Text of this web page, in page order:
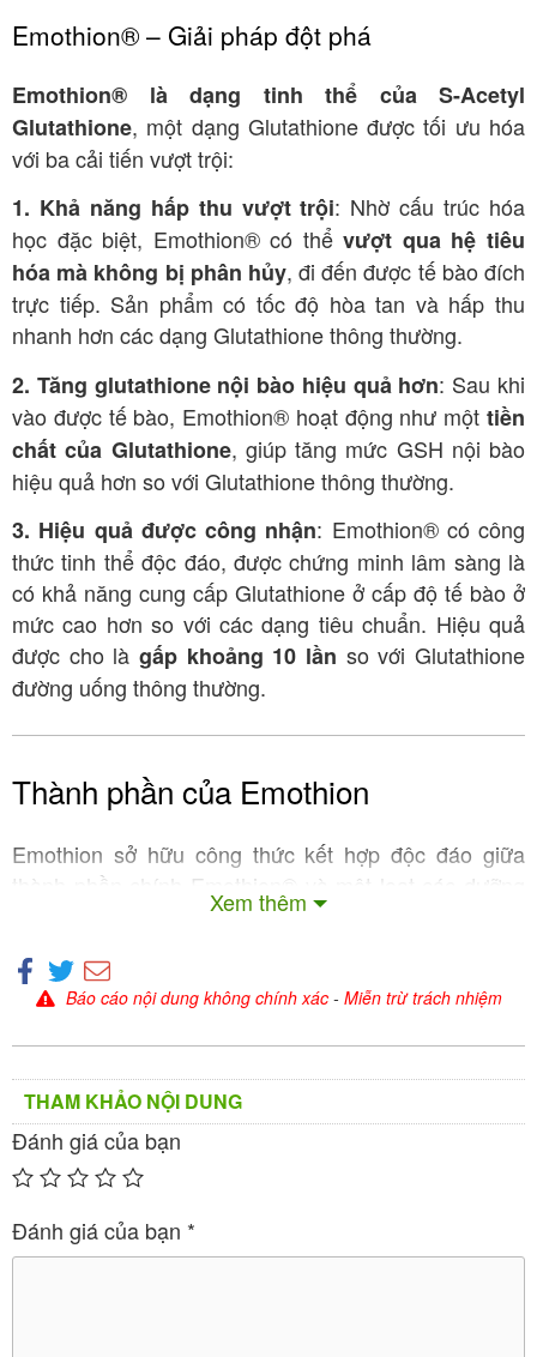
Emothion® – Giải pháp đột phá
Emothion® là dạng tinh thể của S-Acetyl
Glutathione, một dạng Glutathione được tối ưu hóa
với ba cải tiến vượt trội:
1. Khả năng hấp thu vượt trội: Nhờ cấu trúc hóa
học đặc biệt, Emothion® có thểvượt qua hệ tiêu
hóa mà không bị phân hủy, đi đến được tế bào đích
trực tiếp. Sản phẩm có tốc độ hòa tan và hấp thu
nhanh hơn các dạng Glutathione thông thường.
2. Tăng glutathione nội bào hiệu quả hơn: Sau khi
vào được tế bào, Emothion® hoạt động như một tiền
chất của Glutathione, giúp tăng mức GSH nội bào
hiệu quả hơn so với Glutathione thông thường.
3. Hiệu quả được công nhận: Emothion® có công
thức tinh thể độc đáo, được chứng minh lâm sàng là
có khả năng cung cấp Glutathione ở cấp độ tế bào ở
mức cao hơn so với các dạng tiêu chuẩn. Hiệu quả
được cho là gấp khoảng 10 lần so với Glutathione
đường uống thông thường.
Thành phần của Emothion
Xem thêm
Emothion sở hữu công thức kết hợp độc đáo giữa
thành phần chính Emothion® và một loạt các dưỡng
chất hỗ trợ, được xây dựng để mang lại hiệu quả hiệp
thành phần trong 3 viên nang Emothion gồm có:
g 3 viên)
Emothion® (S-A
cetyl Glutathion
e)
Collagen thủy p
Tăng độ đàn hồi,
Báo cáo nội dung không chính xác- Miễn trừ trách nhiệm
THAM KHẢO NỘI DUNG
Đánh giá của bạn
Đánh giá của bạn *